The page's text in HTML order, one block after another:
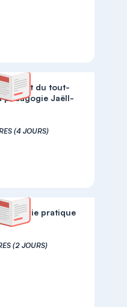
du tout-
pédagogie Jaëll-
(4 JOURS)
et vie pratique
(2 JOURS)